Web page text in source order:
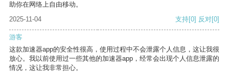
助你在网络上自由移动。
2025-11-04
支持[0] 反对[0]
游客
这款加速器app的安全性很高，使用过程中不会泄露个人信息，这让我很
放心。我以前使用过一些其他的加速器app，经常会出现个人信息泄露的
情况，这让我非常担心。